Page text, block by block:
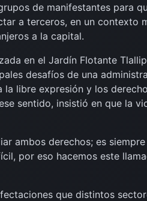
de manifestantes para
a terceros, en un contexto
a la capital.
en el Jardín Flotante
desafíos de una
libre expresión y los
sentido, insistió en que la
ambos derechos; es
por eso hacemos este
que distintos